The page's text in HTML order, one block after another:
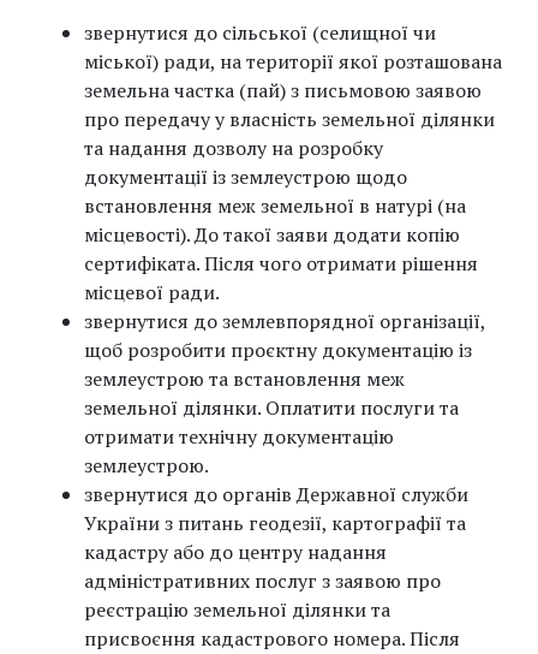
звернутися до сільської (селищної чи
міської) ради, на території якої розташована
земельна частка (пай) з письмовою заявою
про передачу у власність земельної ділянки
та надання дозволу на розробку
документації із землеустрою щодо
встановлення меж земельної в натурі (на
місцевості). До такої заяви додати копію
сертифіката. Після чого отримати рішення
місцевої ради.
звернутися до землевпорядної організації,
щоб розробити проєктну документацію із
землеустрою та встановлення меж
земельної ділянки. Оплатити послуги та
отримати технічну документацію
землеустрою.
звернутися до органів Державної служби
України з питань геодезії, картографії та
кадастру або до центру надання
адміністративних послуг з заявою про
реєстрацію земельної ділянки та
присвоєння кадастрового номера. Після